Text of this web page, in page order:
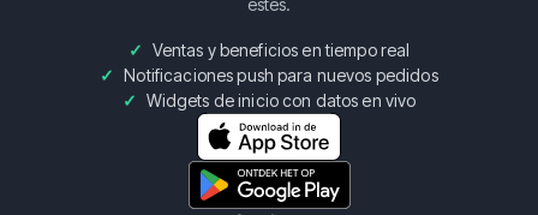
estés.
Ventas y beneficios en tiempo real
Notificaciones push para nuevos pedidos
Widgets de inicio con datos en vivo